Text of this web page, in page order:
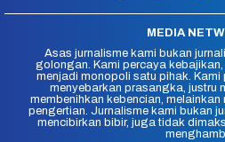
MEDIA
Asas jurnalisme kami bukan
golongan. Kami percaya
menjadi monopoli satu pihak.
menyebarkan prasangka, justru
membenihkan kebencian,
pengertian. Jurnalisme kami bukan
mencibirkan bibir, juga tidak